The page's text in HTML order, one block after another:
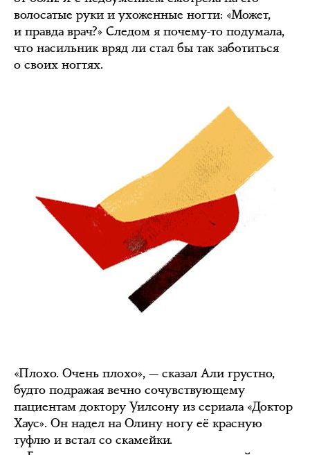
волосатые руки и ухоженные ногти: «Может,
и правда врач?» Следом я почему-то подумала,
что насильник вряд ли стал бы так заботиться
о своих ногтях.
«Плохо. Очень плохо», — сказал Али грустно,
будто подражая вечно сочувствующему
пациентам доктору Уилсону из сериала «Доктор
Хаус». Он надел на Олину ногу её красную
туфлю и встал со скамейки.